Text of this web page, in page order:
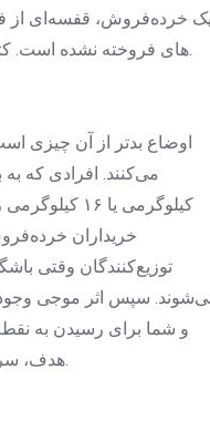
یک خرده‌فروش، قفسه‌ای از
از SKU های فروخته نشده است. کتل‌بل‌های همه‌کاره می‌توانند با یک راه‌حل هوشمند و واحد، این آشفتگی را از بین ببرند.
اوضاع بدتر از آن چیزی
کیلوگرمی
خریداران
توزیع‌کنندگان وقتی
سپس اثر موجی
و شما برای رسیدن به
هدف، سردردهای بی‌پایان. تطبیق‌پذیری این تله را می‌شکند و این راه‌حلی است که ارزش بررسی دارد.